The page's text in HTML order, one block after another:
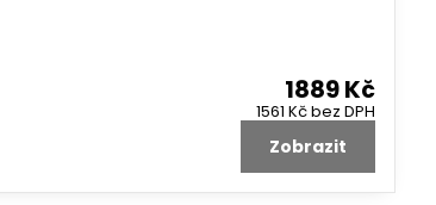
1889 Kč
1561 Kčbez DPH
Zobrazit